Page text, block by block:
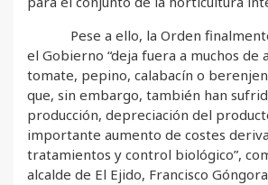
Pese a ello, la Orden
el Gobierno “deja fuera a muchos de
tomate, pepino, calabacín o
que, sin embargo, también han
producción, depreciación del
importante aumento de costes
tratamientos y control biológico”,
alcalde de El Ejido, Francisco